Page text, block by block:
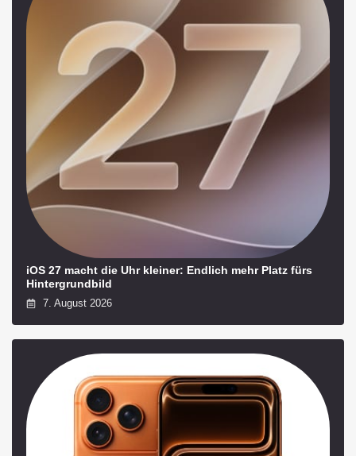
iOS 27 macht die Uhr kleiner: Endlich mehr Platz fürs
Hintergrundbild
7. August 2026